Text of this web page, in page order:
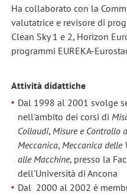
Ha collaborato con la
valutatrice e revisore di
Clean Sky 1 e 2, Horizon
programmi EUREKA-
Attività didattiche
Dal 1998 al 2001 svolge
nell'ambito dei corsi di
Collaudi,Misure e Controllo
Meccanica,Meccanica delle
alle Macchine, presso la
dell'Università di Ancona
Dal 2000 al 2002 è